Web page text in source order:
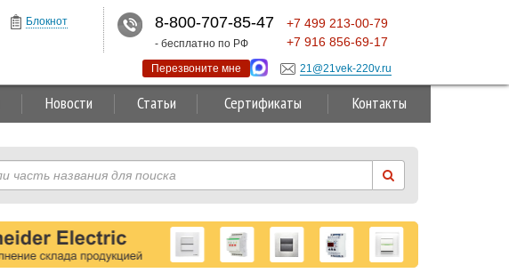
Новости Статьи Сертификаты Контакты
Блокнот 8-800-707-85-47
- бесплатно по РФ
+7 499 213-00-79
+7 916 856-69-17
Перезвоните мне 21@21vek-220v.ru